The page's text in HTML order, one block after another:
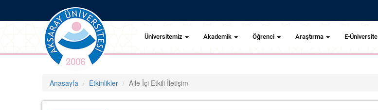
Üniversitemiz Akademik Öğrenci Araştırma E-Üniversite
Anasayfa Etkinlikler Aile İçi Etkili İletişim